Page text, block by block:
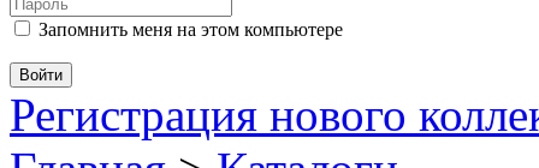
Запомнить меня на этом компьютере
Регистрация нового